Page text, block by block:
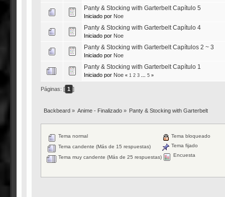
Panty & Stocking with Garterbelt Capítulo 5
Iniciado por Noe
Panty & Stocking with Garterbelt Capítulo 4
Iniciado por Noe
Panty & Stocking with Garterbelt Capítulos 2 ~ 3
Iniciado por Noe
Panty & Stocking with Garterbelt Capítulo 1
Iniciado por Noe « 1 2 3 5»
Páginas: [ 1 ]
Backbeard» Anime - Finalizado » Panty & Stocking with Garterbelt
Tema normal
Tema candente (Más de 15 respuestas)
Tema muy candente (Más de 25 respuestas)
Tema bloqueado
Tema fijado
Encuesta